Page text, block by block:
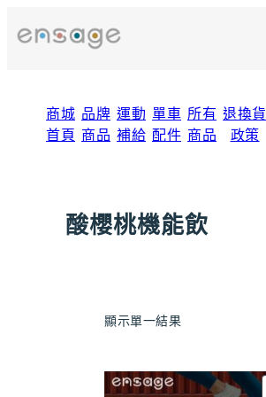
至
商城
首頁
品牌
商品
運動
補給
單車
配件
所有
商品
退換貨
政策
酸櫻桃機能飲
顯示單一結果